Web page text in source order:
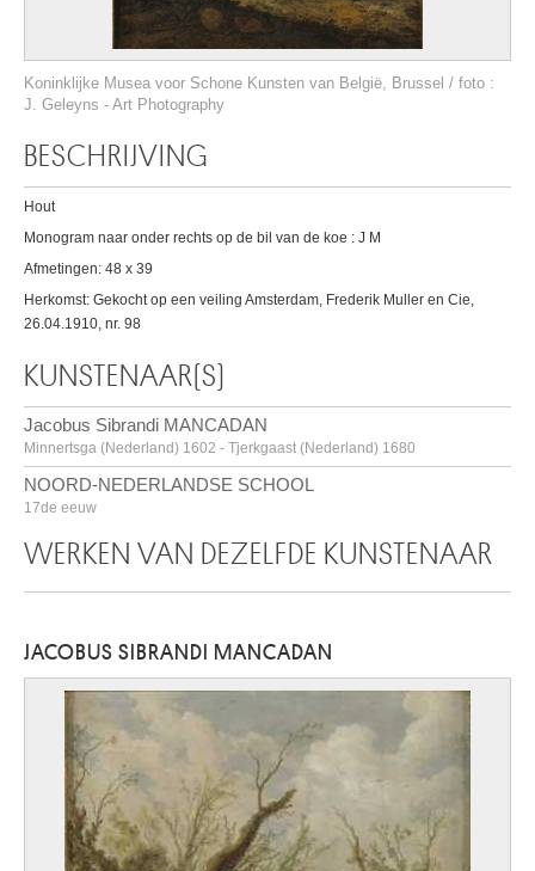
Koninklijke Musea voor Schone Kunsten van België, Brussel / foto :
J. Geleyns - Art Photography
BESCHRIJVING
Hout
Monogram naar onder rechts op de bil van de koe : J M
Afmetingen: 48 x 39
Herkomst: Gekocht op een veiling Amsterdam, Frederik Muller en Cie,
26.04.1910, nr. 98
KUNSTENAAR(S)
Jacobus Sibrandi MANCADAN
Minnertsga (Nederland) 1602 - Tjerkgaast (Nederland) 1680
NOORD-NEDERLANDSE SCHOOL
17de eeuw
WERKEN VAN DEZELFDE KUNSTENAAR
JACOBUS SIBRANDI MANCADAN